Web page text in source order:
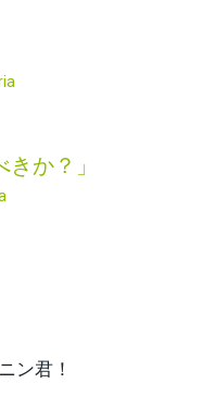
か？」
ン君！